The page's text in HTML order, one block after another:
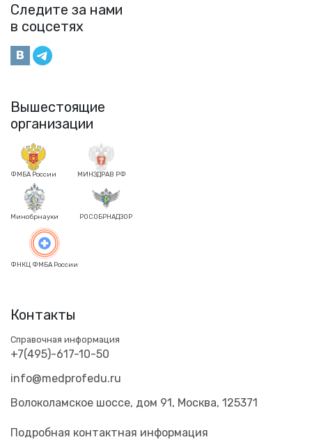
Следите за нами
в соцсетях
Вышестоящие
организации
ФМБА России МИНЗДРАВ РФ
Минобрнауки РОСОБРНАДЗОР
ФНКЦ ФМБА России
Контакты
Справочная информация
+7(495)-617-10-50
info@medprofedu.ru
Волоколамское шоссе, дом 91, Москва, 125371
Подробная контактная информация